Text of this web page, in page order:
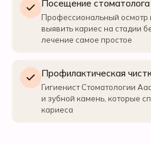
Посещение
Профессиональный осмотр
выявить кариес на стадии
лечение самое простое
Профилактическая
Гигиенист Стоматологии
и зубной камень, которые
кариеса